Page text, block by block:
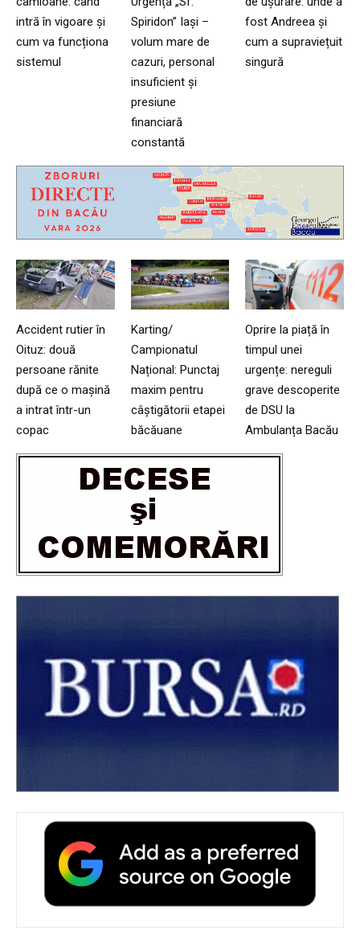
intră în vigoare și
cum va funcționa
sistemul
Spiridon” Iași –
volum mare de
cazuri, personal
insuficient și
presiune
financiară
constantă
fost Andreea și
cum a supraviețuit
singură
Accident rutier în
Oituz: două
persoane rănite
după ce o mașină
a intrat într-un
copac
Karting/
Campionatul
Național: Punctaj
maxim pentru
câștigătorii etapei
băcăuane
Oprire la piață în
timpul unei
urgențe: nereguli
grave descoperite
de DSU la
Ambulanța Bacău